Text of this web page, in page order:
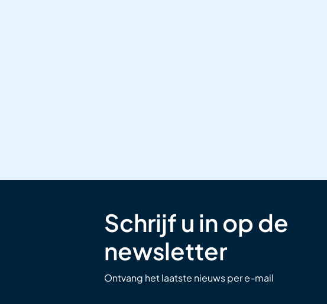
Schrijf u in op de
newsletter
Ontvang het laatste nieuws per e-mail